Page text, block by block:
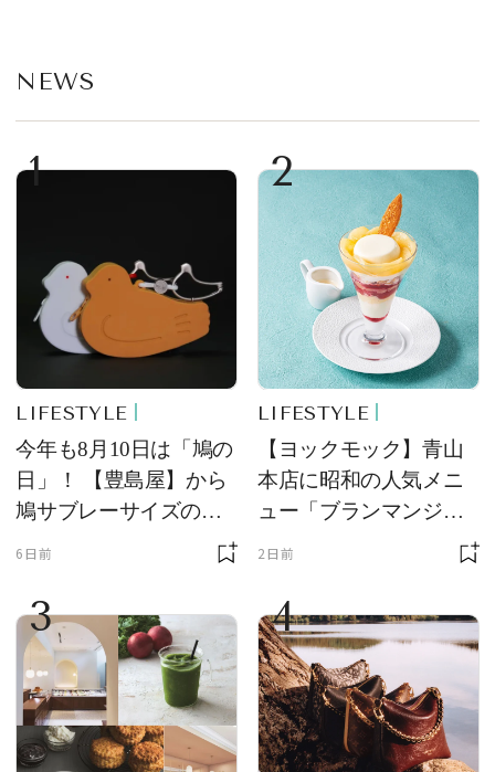
NEWS
1
LIFESTYLE
今年も8月10日は「鳩の
日」！ 【豊島屋】から
鳩サブレーサイズのポ
ーチ「はとっこ」を限
6日前
2
LIFESTYLE
【ヨックモック】青山
本店に昭和の人気メニ
ュー「ブランマンジ
ェ」「ダックワーズ」
華やかなデザートとし
て登場
2日前
3 4